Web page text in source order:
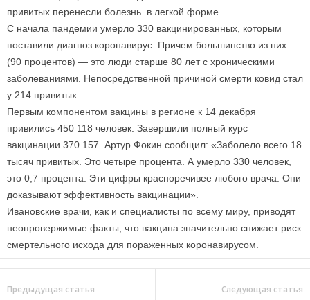
привитых перенесли болезнь в легкой форме.
С начала пандемии умерло 330 вакцинированных, которым
поставили диагноз коронавирус. Причем большинство из них
(90 процентов) — это люди старше 80 лет с хроническими
заболеваниями. Непосредственной причиной смерти ковид стал
у 214 привитых.
Первым компонентом вакцины в регионе к 14 декабря
привились 450 118 человек. Завершили полный курс
вакцинации 370 157. Артур Фокин сообщил: «Заболело всего 18
тысяч привитых. Это четыре процента. А умерло 330 человек,
это 0,7 процента. Эти цифры красноречивее любого врача. Они
доказывают эффективность вакцинации».
Ивановские врачи, как и специалисты по всему миру, приводят
неопровержимые факты, что вакцина значительно снижает риск
смертельного исхода для пораженных коронавирусом.
Предыдущая статья Следующая статья